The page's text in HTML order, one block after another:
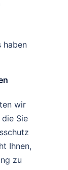
haben
wir
Sie
Ihnen,
zu